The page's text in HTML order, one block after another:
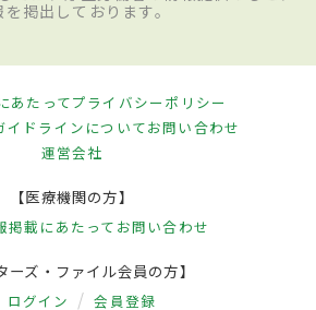
を掲出しております。
あたってプライバシーポリシー
イドラインについてお問い合わせ
運営会社
【医療機関の方】
掲載にあたって お問い合わせ
ーズ・ファイル会員の方】
ログイン 会員登録